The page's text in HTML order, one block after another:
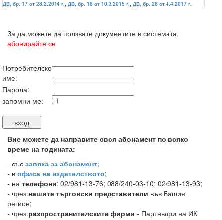
ДВ, бр. 17 от 28.2.2014 г., ДВ, бр. 18 от 10.3.2015 г., ДВ, бр. 28 от 4.4.2017 г.
За да можете да ползвате документите в системата,
абонирайте се
Потребителско
име:
Парола:
запомни ме:
Вие можете да направите своя абонамент по всяко
време на годината:
- със завяка за абонамент;
- в офиса на издателството;
- на телефони: 02/981-13-76; 088/240-03-10; 02/981-13-93;
- чрез нашите търговски представители във Вашия
регион;
- чрез разпространителските фирми - Партньори на ИК